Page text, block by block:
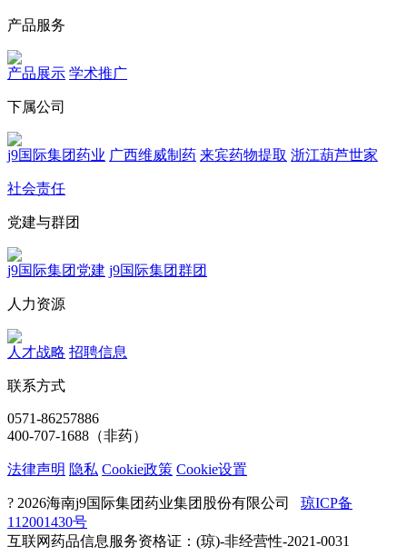
产品服务
产品展示 学术推广
下属公司
j9国际集团药业 广西维威制药 来宾药物提取 浙江葫芦世家
社会责任
党建与群团
j9国际集团党建 j9国际集团群团
人力资源
人才战略 招聘信息
联系方式
0571-86257886
400-707-1688（非药）
法律声明 隐私 Cookie政策 Cookie设置
? 2026海南j9国际集团药业集团股份有限公司 琼ICP备
112001430号
互联网药品信息服务资格证：(琼)-非经营性-2021-0031